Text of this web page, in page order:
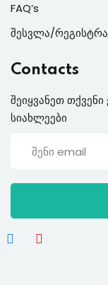
FAQ’s
შესვლა/
Contacts
შეიყვანეთ
სიახლეები